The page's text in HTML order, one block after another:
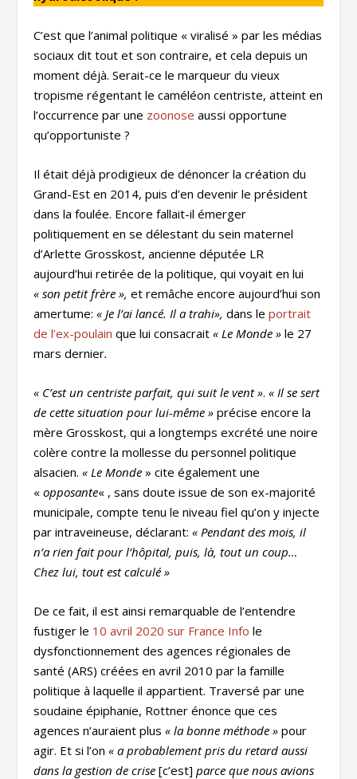
C’est que l’animal politique « viralisé » par les médias
sociaux dit tout et son contraire, et cela depuis un
moment déjà. Serait-ce le marqueur du vieux
tropisme régentant le caméléon centriste, atteint en
l’occurrence par une zoonoseaussi opportune
qu’opportuniste ?
Il était déjà prodigieux de dénoncer la création du
Grand-Est en 2014, puis d’en devenir le président
dans la foulée. Encore fallait-il émerger
politiquement en se délestant du sein maternel
d’Arlette Grosskost, ancienne députée LR
aujourd’hui retirée de la politique, qui voyait en lui
« son petit frère », et remâche encore aujourd’hui son
amertume:« Je l’ai lancé. Il a trahi»,dans leportrait
de l’ex-poulain que lui consacrait« Le Monde » le 27
mars dernier.
« C’est un centriste parfait, qui suit le vent ».« Il se sert
de cette situation pour lui-même » précise encore la
mère Grosskost, qui a longtemps excrété une noire
colère contre la mollesse du personnel politique
alsacien.« Le Monde » cite également une
«opposante« , sans doute issue de son ex-majorité
municipale, compte tenu le niveau fiel qu’on y injecte
par intraveineuse, déclarant:« Pendant des mois, il
n’a rien fait pour l’hôpital, puis, là, tout un coup…
Chez lui, tout est calculé »
De ce fait, il est ainsi remarquable de l’entendre
fustiger le 10 avril 2020 sur France Info le
dysfonctionnement des agences régionales de
santé (ARS) créées en avril 2010 par la famille
politique à laquelle il appartient. Traversé par une
soudaine épiphanie, Rottner énonce que ces
agences n’auraient plus« la bonne méthode » pour
agir. Et si l’on« a probablement pris du retard aussi
dans la gestion de crise[c’est]parce que nous avions